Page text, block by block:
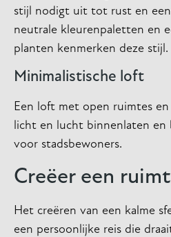
stijl nodigt uit tot rust en
neutrale kleurenpaletten en
planten kenmerken deze stijl.
Minimalistische loft
Een loft met open ruimtes
licht en lucht binnenlaten en
voor stadsbewoners.
Creëer een
Het creëren van een kalme
een persoonlijke reis die